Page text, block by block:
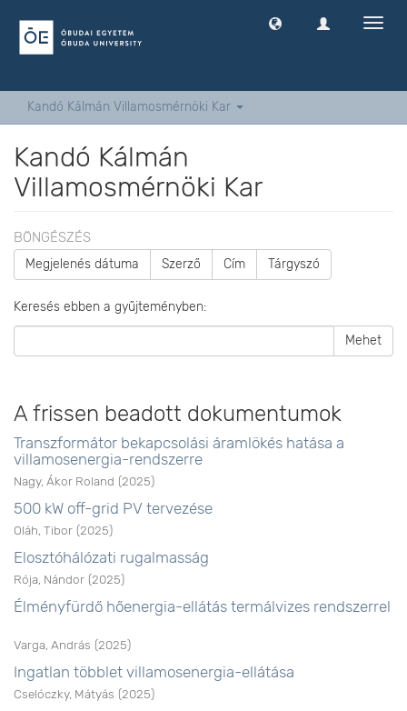
Kandó Kálmán Villamosmérnöki Kar
Kandó Kálmán
Villamosmérnöki Kar
BÖNGÉSZÉS
Megjelenés dátuma Szerző Cím Tárgyszó
Keresés ebben a gyűjteményben:
Mehet
A frissen beadott dokumentumok
Transzformátor bekapcsolási áramlökés hatása a
villamosenergia-rendszerre
Nagy, Ákor Roland (2025)
500 kW off-grid PV tervezése
Oláh, Tibor (2025)
Elosztóhálózati rugalmasság
Rója, Nándor (2025)
Élményfürdő hőenergia-ellátás termálvizes rendszerrel
Varga, András (2025)
Ingatlan többlet villamosenergia-ellátása
Cselóczky, Mátyás (2025)